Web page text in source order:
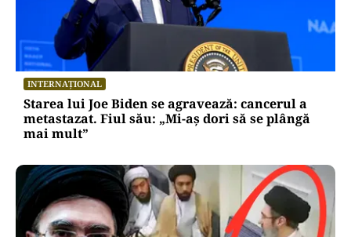
INTERNAȚIONAL
Starea lui Joe Biden se agravează: cancerul a
metastazat. Fiul său: „Mi-aș dori să se plângă
mai mult”